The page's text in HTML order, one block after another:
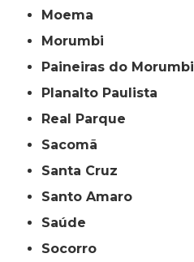
Moema
Morumbi
Paineiras do Morumbi
Planalto Paulista
Real Parque
Sacomã
Santa Cruz
Santo Amaro
Saúde
Socorro